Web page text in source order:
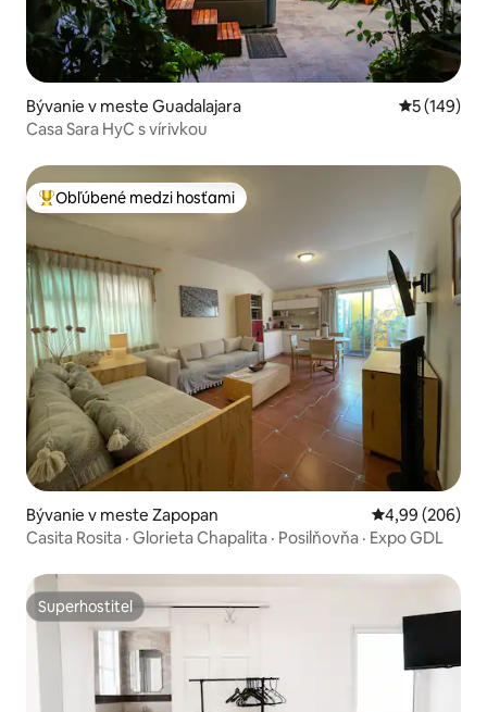
Bývanie v meste Guadalajara Priemerné
5 (149)
Casa Sara HyC s vírivkou
Najobľúbenejšie medzi hosťami
Obľúbené medzi hosťami
Bývanie v meste Zapopan Priemerné
4,99 (206)
Casita Rosita · Glorieta Chapalita · Posilňovňa · Expo GDL
Superhostiteľ
Superhostiteľ